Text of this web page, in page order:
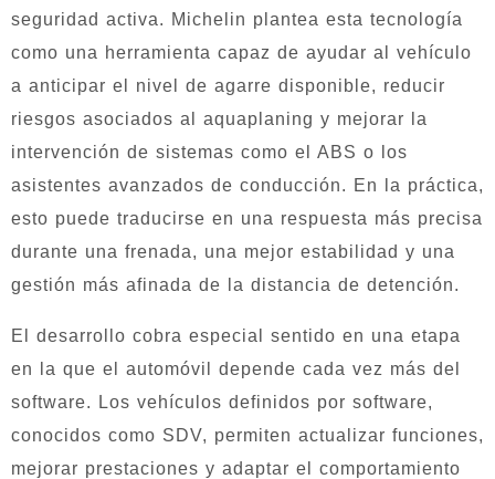
seguridad activa. Michelin plantea esta tecnología
como una herramienta capaz de ayudar al vehículo
a anticipar el nivel de agarre disponible, reducir
riesgos asociados al aquaplaning y mejorar la
intervención de sistemas como el ABS o los
asistentes avanzados de conducción. En la práctica,
esto puede traducirse en una respuesta más precisa
durante una frenada, una mejor estabilidad y una
gestión más afinada de la distancia de detención.
El desarrollo cobra especial sentido en una etapa
en la que el automóvil depende cada vez más del
software. Los vehículos definidos por software,
conocidos como SDV, permiten actualizar funciones,
mejorar prestaciones y adaptar el comportamiento